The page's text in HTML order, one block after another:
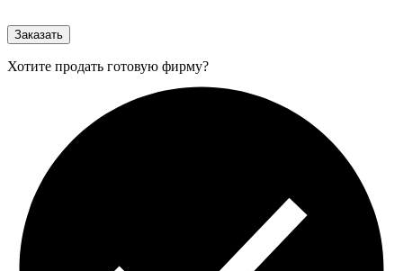
Хотите продать готовую фирму?